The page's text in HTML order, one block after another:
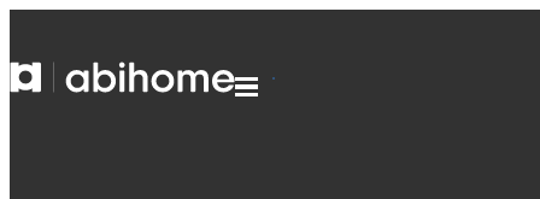
PASSER AU CONTENU
Abihome